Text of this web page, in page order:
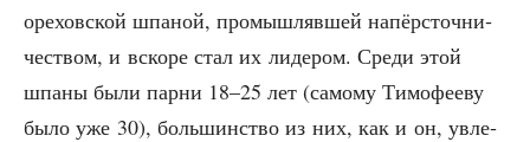
оре­хов­ской шпа­ной, про­мыш­ляв­шей напёр­сточ­ни­
че­ством, и вско­ре стал их лиде­ром. Сре­ди этой
шпа­ны были пар­ни 18–25 лет (само­му Тимо­фе­е­ву
было уже 30), боль­шин­ство из них, как и он, увле­